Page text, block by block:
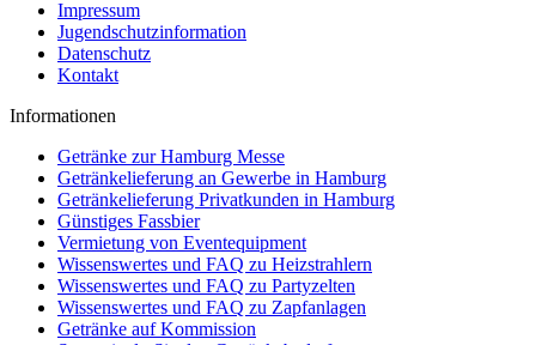
Impressum
Jugendschutzinformation
Datenschutz
Kontakt
Informationen
Getränke zur Hamburg Messe
Getränkelieferung an Gewerbe in Hamburg
Getränkelieferung Privatkunden in Hamburg
Günstiges Fassbier
Vermietung von Eventequipment
Wissenswertes und FAQ zu Heizstrahlern
Wissenswertes und FAQ zu Partyzelten
Wissenswertes und FAQ zu Zapfanlagen
Getränke auf Kommission